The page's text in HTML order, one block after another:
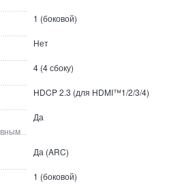
1 (боковой)
Нет
4 (4 сбоку)
HDCP 2.3 (для HDMI™1/2/3/4)
Да
Да (ARC)
1 (боковой)